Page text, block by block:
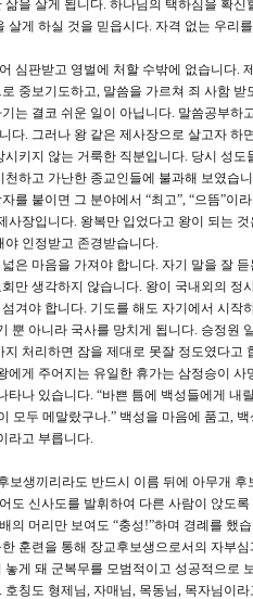
을 살게 됩니다. 하나님의 택하심을 확신
게 하실 것을 믿읍시다. 자격 없는 우리
심판받고 영벌에 처할 수밖에 없습니다.
중보기도하고, 말씀을 가르쳐 죄 사함 받
는 결코 쉬운 일이 아닙니다. 말씀공부하
다. 그러나 왕 같은 제사장으로 살고자 하
키지 않는 거룩한 직분입니다. 당시 성
하고 가난한 종교인들에 불과해 보였습
붙이면 그 분야에서 “최고”, “으뜸”이
장입니다. 왕복만 입었다고 왕이 되는
인정받고 존경받습니다.
은 마음을 가져야 합니다. 자기 말을 잘
만 생각하지 않습니다. 왕이 국내외의 정
겨야 합니다. 기도를 해도 자기에서 시작
아니라 국사를 망치게 됩니다. 승정원
처리하면 잠을 제대로 못잘 정도였다고
게 주어지는 유일한 휴가는 삼정승이 사
나 있습니다. “바쁜 틈에 백성들에게 내
모두 메말랐구나.” 백성을 마음에 품고,
라고 부릅니다.
보생끼리라도 반드시 이름 뒤에 아무개
신사도를 발휘하여 다른 사람이 앉도
머리만 보여도 “충성!”하며 경례를 했
훈련을 통해 장교후보생으로서의 자부
게 돼 군복무를 모범적이고 성공적으로
칭도 형제님, 자매님, 목동님, 목자님이